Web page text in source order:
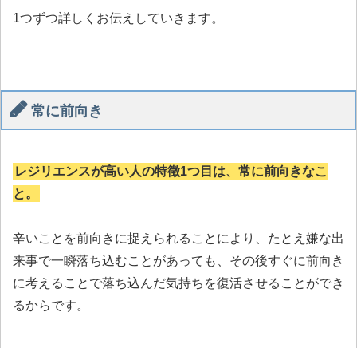
1つずつ詳しくお伝えしていきます。
常に前向き
レジリエンスが高い人の特徴1つ目は、常に前向きなこ
と。
辛いことを前向きに捉えられることにより、たとえ嫌な出
来事で一瞬落ち込むことがあっても、その後すぐに前向き
に考えることで落ち込んだ気持ちを復活させることができ
るからです。